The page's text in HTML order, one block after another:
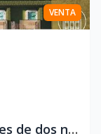
VENTA
Elegantes villas tipo townhouses de dos niveles con patio privado, jacuzzi, línea blanca incluida por tiempo limitado y área de terraza en el tercer nivel.